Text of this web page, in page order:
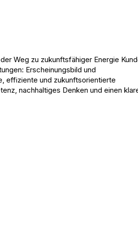
Weg zu zukunftsfähiger Energie
Erscheinungsbild und
effiziente und zukunftsorientierte
nachhaltiges Denken und einen